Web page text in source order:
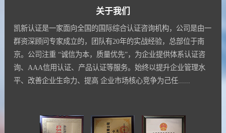
关于我们
凯新认证是一家面向全国的国际综合认证咨询机构，公司是由一
群资深顾问专家成立的，团队有20年的实战经验，总部位于南
京。公司注重 “诚信为本，质量优先”，为企业提供体系认证咨
询、AAA信用认证、产品认证等服务。始终以提升企业管理水
平、改善企业生命力、提高 企业市场核心竞争为己任......